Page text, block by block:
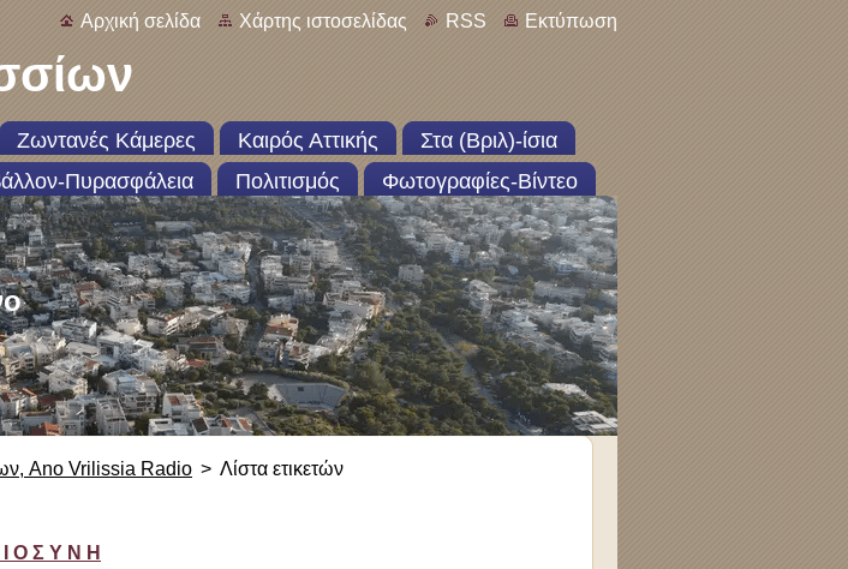
Αρχική σελίδα Χάρτης ιστοσελίδας RSS Εκτύπωση
Ζωντανές Κάμερες Καιρός Αττικής
Στα (Βριλ)-ίσια
Πυρασφάλεια Πολιτισμός Φωτογραφίες-Βίντεο
Ano Vrilissia Radio > Λίστα ετικετών
Ο Σ Υ Ν Η